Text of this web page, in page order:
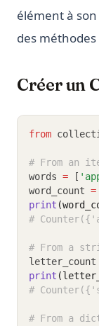
élément à
des méthodes
Créer un
from
# From an
words = [
word_count =
print
#
# From a
letter_count
print
#
# From a